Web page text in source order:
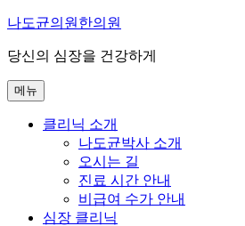
콘
츠
로
바
나도균의원한의원
당신의 심장을 건강하게
메뉴
클리닉 소개
나도균박사 소개
오시는 길
진료 시간 안내
비급여 수가 안내
심장 클리닉